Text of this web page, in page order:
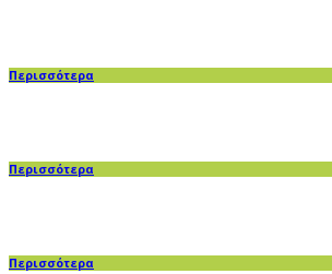
Περισσότερα
Περισσότερα
Περισσότερα